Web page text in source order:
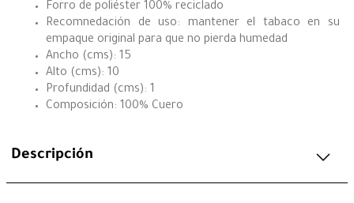
Forro de poliéster 100% reciclado
Recomnedación de uso: mantener el tabaco en su
empaque original para que no pierda humedad
Ancho (cms): 15
Alto (cms): 10
Profundidad (cms): 1
Composición: 100% Cuero
Descripción